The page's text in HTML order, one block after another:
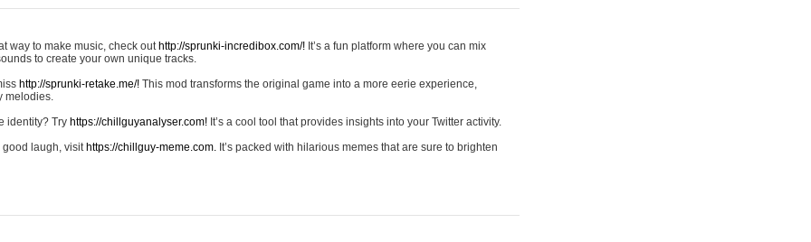
way to make music, check out http://sprunki-incredibox.com/! It’s a fun platform where you can mix
to create your own unique tracks.
http://sprunki-retake.me/! This mod transforms the original game into a more eerie experience,
melodies.
identity? Try https://chillguyanalyser.com! It’s a cool tool that provides insights into your Twitter activity.
good laugh, visit https://chillguy-meme.com. It’s packed with hilarious memes that are sure to brighten